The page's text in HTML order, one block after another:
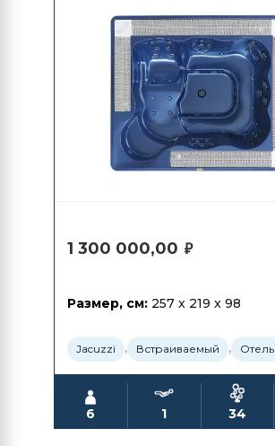
1 300 000,00 ₽
Размер, см: 257 x 219 x 98
Jacuzzi , Встраиваемый , Отель
6 1 34